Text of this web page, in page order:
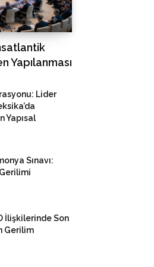
Yapılanması
Lider
Yapısal
Sınavı:
İlişkilerinde Son
Gerilim